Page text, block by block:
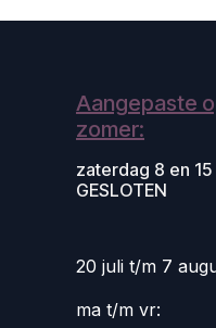
Aangepaste
zomer:
zaterdag 8 en
GESLOTEN
20 juli t/m 7
ma t/m vr: